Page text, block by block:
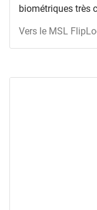
biométriques très
Vers le MSL